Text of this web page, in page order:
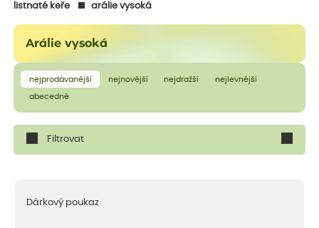
listnaté keře
arálie vysoká
Arálie vysoká
nejprodávanější nejnovější nejdražší nejlevnější
abecedně
Filtrovat
Dárkový poukaz